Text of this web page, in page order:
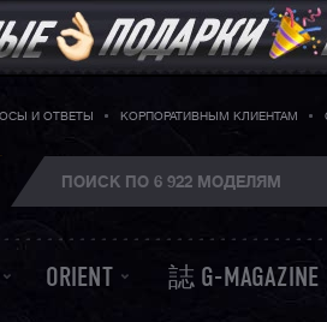
И ОТВЕТЫ КОРПОРАТИВНЫМ КЛИЕНТАМ
ORIENT 誌 G-MAGAZINE